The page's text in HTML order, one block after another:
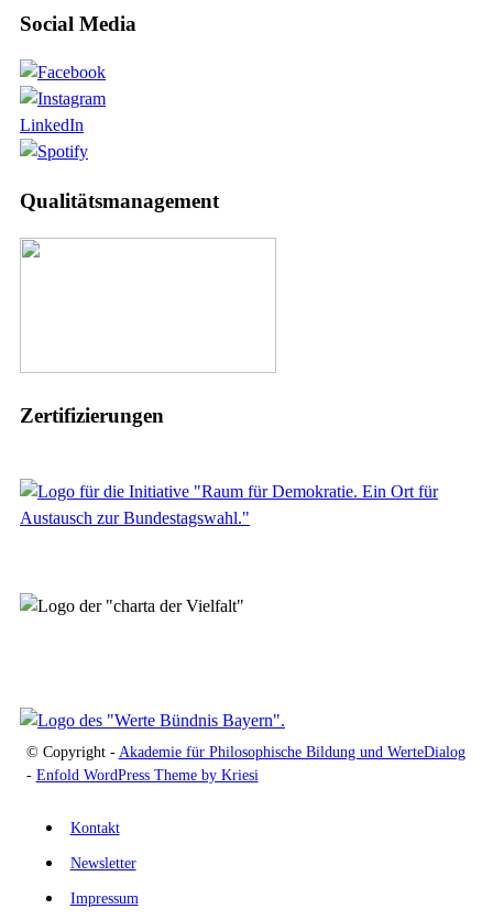
Social Media
LinkedIn
Qualitätsmanagement
Zertifizierungen
© Copyright - Akademie für Philosophische Bildung und WerteDialog
- Enfold WordPress Theme by Kriesi
Kontakt
Newsletter
Impressum